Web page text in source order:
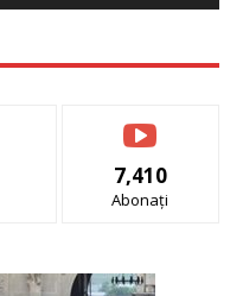
7,410
Abonați